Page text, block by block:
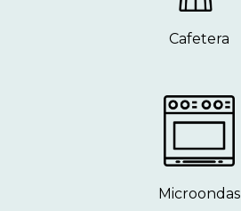
Cafetera
Microondas